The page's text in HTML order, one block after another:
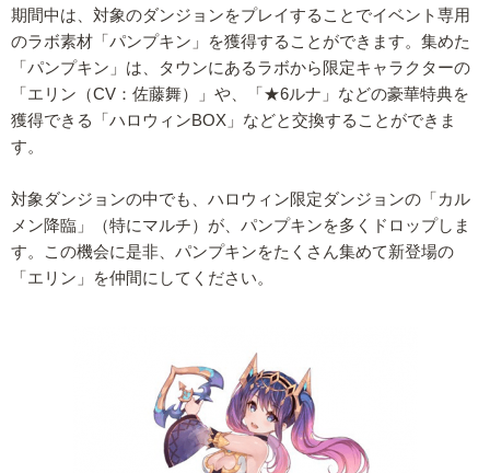
期間中は、対象のダンジョンをプレイすることでイベント専用
のラボ素材「パンプキン」を獲得することができます。集めた
「パンプキン」は、タウンにあるラボから限定キャラクターの
「エリン（CV：佐藤舞）」や、「★6ルナ」などの豪華特典を
獲得できる「ハロウィンBOX」などと交換することができま
す。
対象ダンジョンの中でも、ハロウィン限定ダンジョンの「カル
メン降臨」（特にマルチ）が、パンプキンを多くドロップしま
す。この機会に是非、パンプキンをたくさん集めて新登場の
「エリン」を仲間にしてください。